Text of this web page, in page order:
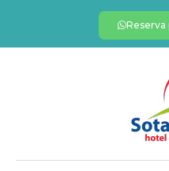
Reserva